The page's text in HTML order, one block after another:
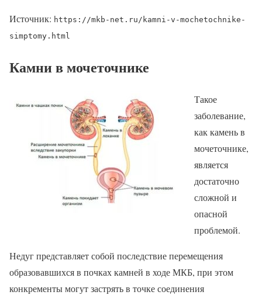
Источник: https://mkb-net.ru/kamni-v-mochetochnike-
simptomy.html
Камни в мочеточнике
Такое
заболевание,
как камень в
мочеточнике,
является
достаточно
сложной и
опасной
проблемой.
Недуг представляет собой последствие перемещения
образовавшихся в почках камней в ходе МКБ, при этом
конкременты могут застрять в точке соединения